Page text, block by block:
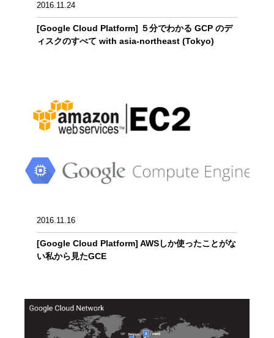
2016.11.24
[Google Cloud Platform] ５分でわかる GCP のデ
ィスクのすべて with asia-northeast (Tokyo)
2016.11.16
[Google Cloud Platform] AWSしか使ったことがな
い私から見たGCE